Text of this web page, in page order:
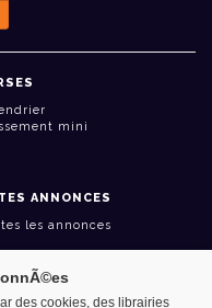
mini
ANNONCES
les annonces
des cookies, des librairies